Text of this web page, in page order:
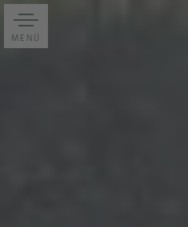
MENÜ